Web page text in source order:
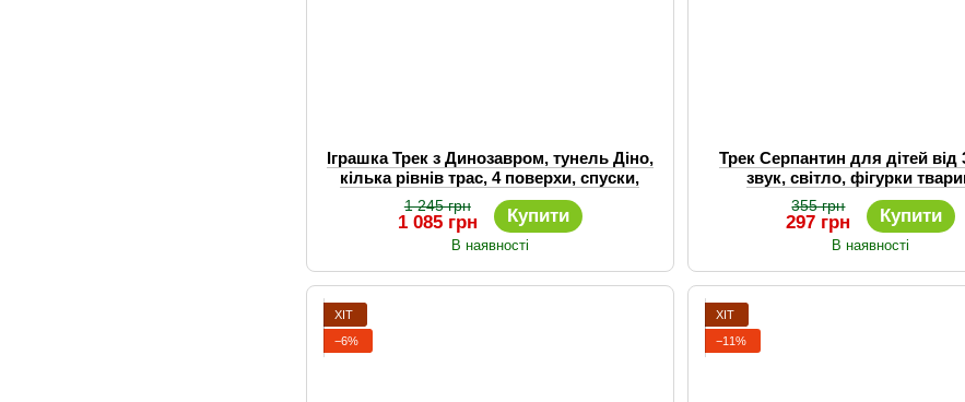
Іграшка Трек з Динозавром, тунель Діно,
кілька рівнів трас, 4 поверхи, спуски,
машинки
1 245 грн
1 085 грн Купити
В наявності
Трек Серпантин для дітей від
звук, світло, фігурки
автопідйомник
355 грн
297 грн Купити
В наявності
ХІТ
−6%
ХІТ
−11%